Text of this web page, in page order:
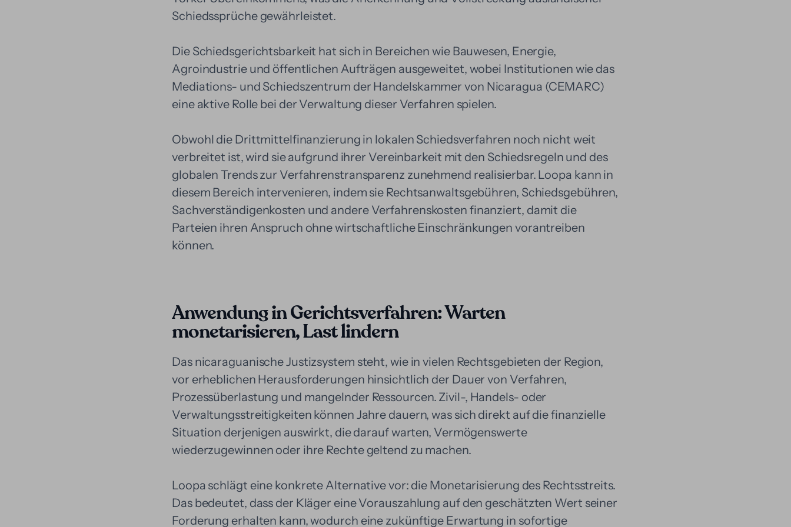
Schiedssprüche gewährleistet.
Die Schiedsgerichtsbarkeit hat sich in Bereichen wie Bauwesen, Energie,
Agroindustrie und öffentlichen Aufträgen ausgeweitet, wobei Institutionen wie das
Mediations- und Schiedszentrum der Handelskammer von Nicaragua (CEMARC)
eine aktive Rolle bei der Verwaltung dieser Verfahren spielen.
Obwohl die Drittmittelfinanzierung in lokalen Schiedsverfahren noch nicht weit
verbreitet ist, wird sie aufgrund ihrer Vereinbarkeit mit den Schiedsregeln und des
globalen Trends zur Verfahrenstransparenz zunehmend realisierbar. Loopa kann in
diesem Bereich intervenieren, indem sie Rechtsanwaltsgebühren, Schiedsgebühren,
Sachverständigenkosten und andere Verfahrenskosten finanziert, damit die
Parteien ihren Anspruch ohne wirtschaftliche Einschränkungen vorantreiben
können.
Anwendung in Gerichtsverfahren: Warten
monetarisieren, Last lindern
Das nicaraguanische Justizsystem steht, wie in vielen Rechtsgebieten der Region,
vor erheblichen Herausforderungen hinsichtlich der Dauer von Verfahren,
Prozessüberlastung und mangelnder Ressourcen. Zivil-, Handels- oder
Verwaltungsstreitigkeiten können Jahre dauern, was sich direkt auf die finanzielle
Situation derjenigen auswirkt, die darauf warten, Vermögenswerte
wiederzugewinnen oder ihre Rechte geltend zu machen.
Loopa schlägt eine konkrete Alternative vor: die Monetarisierung des Rechtsstreits.
Das bedeutet, dass der Kläger eine Vorauszahlung auf den geschätzten Wert seiner
Forderung erhalten kann, wodurch eine zukünftige Erwartung in sofortige